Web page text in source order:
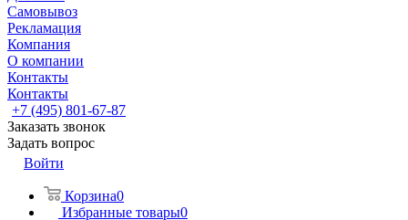
Самовывоз
Рекламация
Компания
О компании
Контакты
Контакты
+7 (495) 801-67-87
Заказать звонок
Задать вопрос
Войти
Корзина0
Избранные товары0